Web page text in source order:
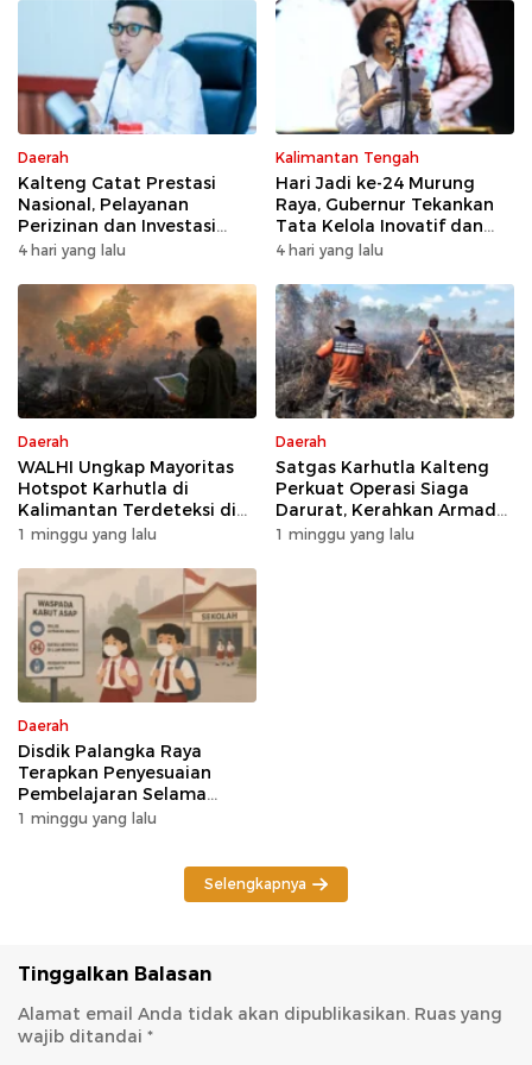
Daerah
Kalteng Catat Prestasi
Nasional, Pelayanan
Perizinan dan Investasi
Raih Predikat Sangat Baik
4 hari yang lalu
Kalimantan Tengah
Hari Jadi ke-24 Murung
Raya, Gubernur Tekankan
Tata Kelola Inovatif dan
Kesiapsiagaan Karhutla
4 hari yang lalu
Daerah
WALHI Ungkap Mayoritas
Hotspot Karhutla di
Kalimantan Terdeteksi di
Area Konsesi
1 minggu yang lalu
Daerah
Satgas Karhutla Kalteng
Perkuat Operasi Siaga
Darurat, Kerahkan Armada
Udara dan Darat
1 minggu yang lalu
Daerah
Disdik Palangka Raya
Terapkan Penyesuaian
Pembelajaran Selama
Potensi Karhutla
1 minggu yang lalu
Selengkapnya
Tinggalkan Balasan
Alamat email Anda tidak akan dipublikasikan. Ruas yang
wajib ditandai *